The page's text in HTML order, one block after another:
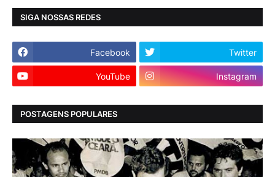
SIGA NOSSAS REDES
Facebook Twitter
YouTube Instagram
POSTAGENS POPULARES